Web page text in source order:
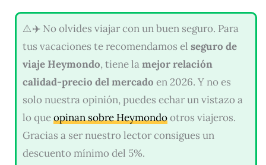
⚠️✈️ No olvides viajar con un buen seguro. Para
tus vacaciones te recomendamos el seguro de
viaje Heymondo, tiene lamejor relación
calidad-precio del mercado en 2026. Y no es
solo nuestra opinión, puedes echar un vistazo a
lo queopinan sobre Heymondootros viajeros.
Gracias a ser nuestro lector consigues un
descuento mínimo del 5%.